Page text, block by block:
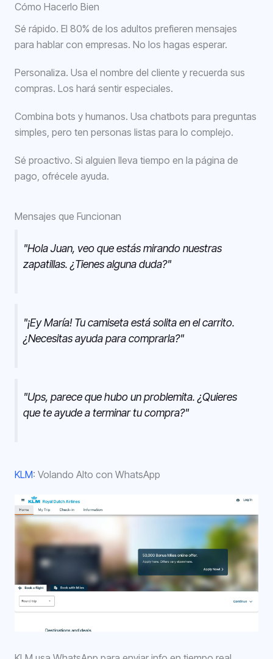
Cómo Hacerlo Bien
Sé rápido. El 80% de los adultos prefieren mensajes
para hablar con empresas. No los hagas esperar.
Personaliza. Usa el nombre del cliente y recuerda sus
compras. Los hará sentir especiales.
Combina bots y humanos. Usa chatbots para preguntas
simples, pero ten personas listas para lo complejo.
Sé proactivo. Si alguien lleva tiempo en la página de
pago, ofrécele ayuda.
Mensajes que Funcionan
"Hola Juan, veo que estás mirando nuestras
zapatillas. ¿Tienes alguna duda?"
"¡Ey María! Tu camiseta está solita en el carrito.
¿Necesitas ayuda para comprarla?"
"Ups, parece que hubo un problemita. ¿Quieres
que te ayude a terminar tu compra?"
KLM: Volando Alto con WhatsApp